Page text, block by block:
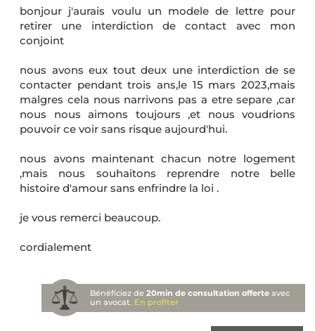
bonjour j'aurais voulu un modele de lettre pour
retirer une interdiction de contact avec mon
conjoint
nous avons eux tout deux une interdiction de se
contacter pendant trois ans,le 15 mars 2023,mais
malgres cela nous narrivons pas a etre separe ,car
nous nous aimons toujours ,et nous voudrions
pouvoir ce voir sans risque aujourd'hui.
nous avons maintenant chacun notre logement
,mais nous souhaitons reprendre notre belle
histoire d'amour sans enfrindre la loi .
je vous remerci beaucoup.
cordialement
Bénéficiez de20min de consultation offerte avec
un avocat. En profiter